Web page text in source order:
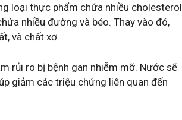
loại thực phẩm chứa nhiều cholesterol
nhiều đường và béo. Thay vào đó,
và chất xơ.
rủi ro bị bệnh gan nhiễm mỡ. Nước sẽ
giảm các triệu chứng liên quan đến